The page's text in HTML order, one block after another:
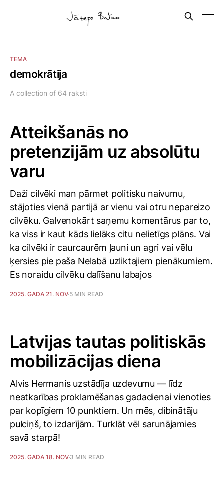
TĒMA
demokrātija
A collection of 64 raksti
Atteikšanās no
pretenzijām uz absolūtu
varu
Daži cilvēki man pārmet politisku naivumu,
stājoties vienā partijā ar vienu vai otru nepareizo
cilvēku. Galvenokārt saņemu komentārus par to,
ka viss ir kaut kāds lielāks citu nelietīgs plāns. Vai
ka cilvēki ir caurcaurēm ļauni un agri vai vēlu
ķersies pie paša Nelabā uzliktajiem pienākumiem.
Es noraidu cilvēku dalīšanu labajos
2025. GADA 21. NOV 5 MIN READ
Latvijas tautas politiskās
mobilizācijas diena
Alvis Hermanis uzstādīja uzdevumu — līdz
neatkarības proklamēšanas gadadienai vienoties
par kopīgiem 10 punktiem. Un mēs, dibinātāju
pulciņš, to izdarījām. Turklāt vēl sarunājamies
savā starpā!
2025. GADA 18. NOV 3 MIN READ